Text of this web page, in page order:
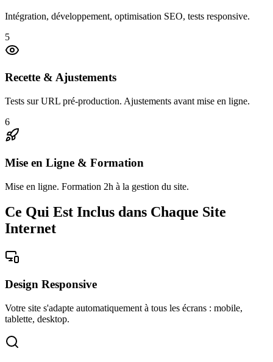
Intégration, développement, optimisation SEO, tests responsive.
5
Recette & Ajustements
Tests sur URL pré-production. Ajustements avant mise en ligne.
6
Mise en Ligne & Formation
Mise en ligne. Formation 2h à la gestion du site.
Ce Qui Est Inclus dans Chaque Site
Internet
Design Responsive
Votre site s'adapte automatiquement à tous les écrans : mobile,
tablette, desktop.